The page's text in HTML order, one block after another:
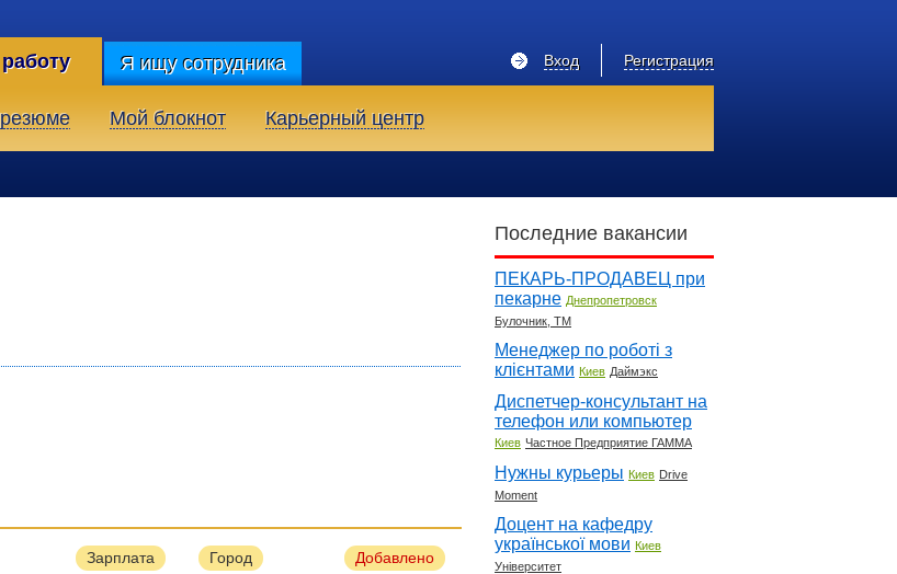
Я ищу сотрудника Регистрация
Вход
Мой блокнот Карьерный центр
Зарплата Город Добавлено
Последние вакансии
ПЕКАРЬ-ПРОДАВЕЦ при
пекарне Днепропетровск
Булочник, ТМ
Менеджер по роботі з
клієнтами Киев Даймэкс
Диспетчер-консультант на
телефон или компьютер
Киев Частное Предприятие ГАММА
Нужны курьеры Киев Drive
Moment
Доцент на кафедру
української мови Киев
Університет